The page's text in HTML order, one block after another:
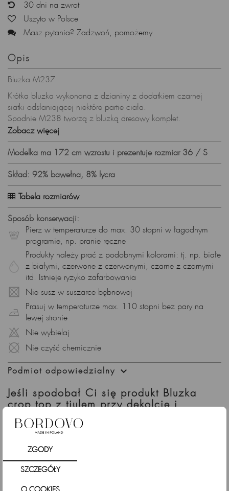
30 dni na zwrot
Uszyto w Polsce
Masz pytania? Zadzwoń, pomożemy
Opis
Bluzka M237
Krótka bluzka wykonana z dzianiny z dodatkiem czarnej
siatki odsłaniającej niektóre partie ciała.
Spodnie M238 tworzą z bluzką dresowy komplet.
Surowe wykończenie i wstawki z siatki dodają jej
unikatowego charakteru.
Skład materiału:
92% bawełna, 8% lycra
Prezentowany rozmiar: S, wzrost modelki: 172
Zaprojektowano i uszyto w Polsce
Pierz w 30 stopniach w delikatnym detergencie, nie wybielaj,
nie susz w suszarce.
Prasuj w niskiej temperaturze.
Zobacz więcej
Modelka ma 172 cm wzrostu i prezentuje rozmiar 36 / S
Skład: 92% bawełna, 8% lycra
Tabela rozmiarów
Sposób konserwacji:
Pierz w temperaturze do max. 30 stopni w łagodnym
programie, np. pranie ręczne
Produkty należy prać z podobnymi kolorami: tj. np. białe
z białymi, czerwone z czerwonymi, czarne z czarnymi
itd. Istnieje ryzyko zafarbowania
Nie susz w suszarce bębnowej
Prasuj w temperaturze max. 110 stopni bez pary na
lewej stronie
Nie wybielaj
Nie czyść chemicznie
Podmiot odpowiedzialny 
Jeśli spodobał Ci się produkt Bluzka
crop top z tiulem przy dekolcie i
rękawach i długimi rękawami, czarna
sprawdź także
ZGODY
SZCZEGÓŁY